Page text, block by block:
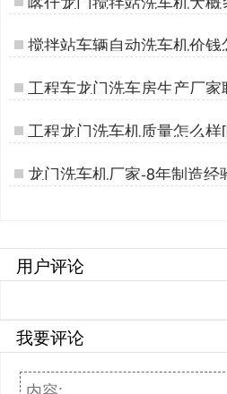
鑫晟]…
搅拌站车辆自动洗车机价钱
鑫晟]…
工程车龙门洗车房生产厂家
茂鑫晟]…
工程龙门洗车机质量怎么
龙门洗车机厂家-8年制造经
里[隆茂鑫晟]…
用户评论
我要评论